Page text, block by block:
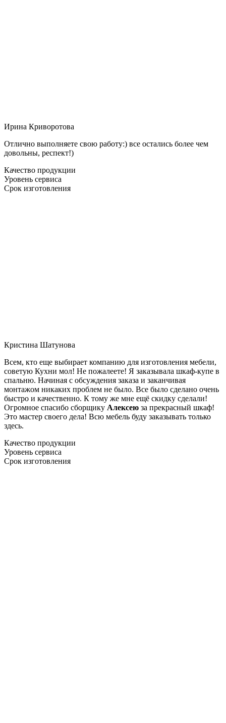
Ирина Криворотова
Отлично выполняете свою работу:) все остались более чем
довольны, респект!)
Качество продукции
Уровень сервиса
Срок изготовления
Кристина Шатунова
Всем, кто еще выбирает компанию для изготовления мебели,
советую Кухни мол! Не пожалеете! Я заказывала шкаф-купе в
спальню. Начиная с обсуждения заказа и заканчивая
монтажом никаких проблем не было. Все было сделано очень
быстро и качественно. К тому же мне ещё скидку сделали!
Огромное спасибо сборщику Алексею за прекрасный шкаф!
Это мастер своего дела! Всю мебель буду заказывать только
здесь.
Качество продукции
Уровень сервиса
Срок изготовления